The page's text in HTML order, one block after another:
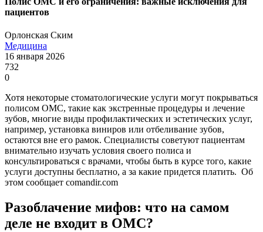
пациентов
Орлонская Ским
Медицина
16 января 2026
732
0
Хотя некоторые стоматологические услуги могут покрываться
полисом ОМС, такие как экстренные процедуры и лечение
зубов, многие виды профилактических и эстетических услуг,
например, установка виниров или отбеливание зубов,
остаются вне его рамок. Специалисты советуют пациентам
внимательно изучать условия своего полиса и
консультироваться с врачами, чтобы быть в курсе того, какие
услуги доступны бесплатно, а за какие придется платить. Об
этом сообщает comandir.com
Разоблачение мифов: что на самом
деле не входит в ОМС?